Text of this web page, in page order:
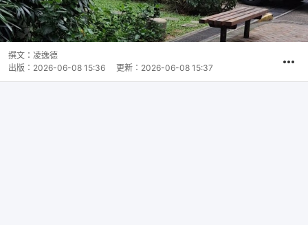
撰文： 凌逸德
出版： 2026-06-08 15:36 更新： 2026-06-08 15:37